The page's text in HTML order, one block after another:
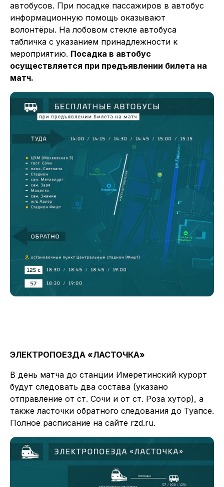
автобусов. При посадке пассажиров в автобус
информационную помощь оказывают
волонтёры. На лобовом стекле автобуса
табличка с указанием принадлежности к
мероприятию. Посадка в автобус
осуществляется при предъявлении билета на
матч.
ЭЛЕКТРОПОЕЗДА «ЛАСТОЧКА»
В день матча до станции Имеретинский курорт
будут следовать два состава (указано
отправление от ст. Сочи и от ст. Роза хутор), а
также ласточки обратного следования до Туапсе.
Полное расписание на сайте rzd.ru.